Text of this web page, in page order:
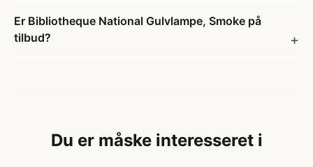
Er Bibliotheque National Gulvlampe, Smoke på
tilbud?
Du er måske interesseret i